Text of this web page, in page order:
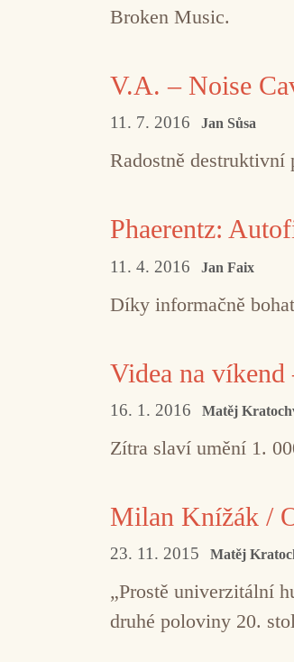
Broken Music.
V.A. – Noise
11. 7. 2016 Jan Sůsa
Radostně
Phaerentz:
11. 4. 2016 Jan Faix
Díky informačně
Videa na
16. 1. 2016 Matěj
Zítra slaví umění 1.
Milan Knížák /
23. 11. 2015 Matěj
„Prostě univerzitální
druhé poloviny 20.